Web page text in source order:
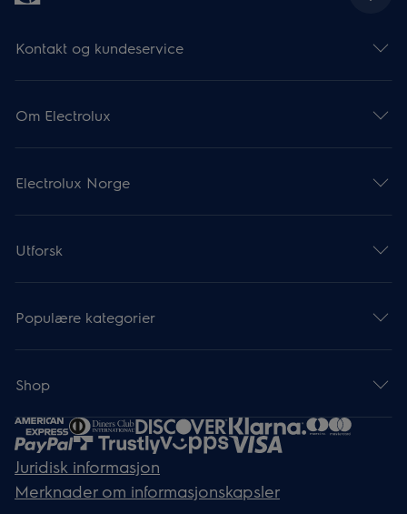
Kontakt og kundeservice
Om Electrolux
Electrolux Norge
Utforsk
Populære kategorier
Shop
Juridisk informasjon
Merknader om informasjonskapsler